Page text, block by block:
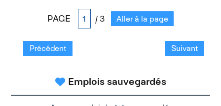
PAGE / 3 Aller à la page
Précédent Suivant
Emplois sauvegardés